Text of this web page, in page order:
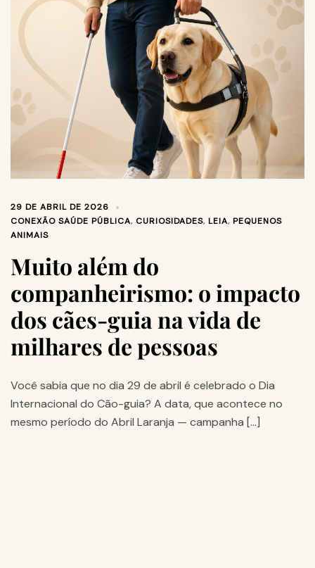
29 DE ABRIL DE 2026
CONEXÃO SAÚDE PÚBLICA, CURIOSIDADES, LEIA, PEQUENOS
ANIMAIS
Muito além do
companheirismo: o impacto
dos cães-guia na vida de
milhares de pessoas
Você sabia que no dia 29 de abril é celebrado o Dia
Internacional do Cão-guia? A data, que acontece no
mesmo período do Abril Laranja — campanha […]